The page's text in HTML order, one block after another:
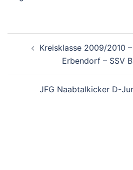
Kreisklasse 2009/2010
Erbendorf – SSV
JFG Naabtalkicker D-